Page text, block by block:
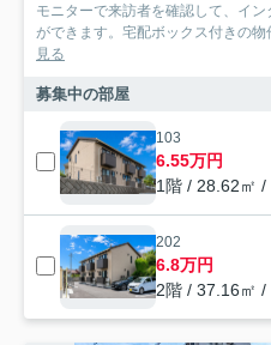
モニターで来訪者を確認して、イ
ができます。宅配ボックス付きの物
見る
募集中の部屋
103
6.55万円
1階 / 28.62㎡ /
202
6.8万円
2階 / 37.16㎡ /